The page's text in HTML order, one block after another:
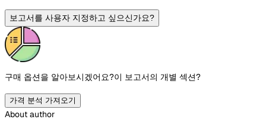
보고서를 사용자 지정하고 싶으신가요?
구매 옵션을 알아보시겠어요?이 보고서의 개별 섹션?
가격 분석 가져오기
About author